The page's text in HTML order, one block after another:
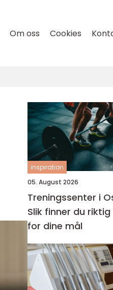
Om oss Cookies
inspiration
05. August 2026
Treningssenter i
Slik finner du
for dine mål